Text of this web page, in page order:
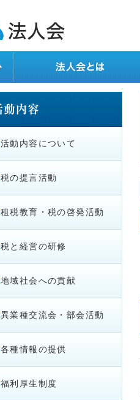
活動内容について
税の提言活動
租税教育・税の啓発活動
税と経営の研修
地域社会への貢献
異業種交流会・部会活動
各種情報の提供
福利厚生制度